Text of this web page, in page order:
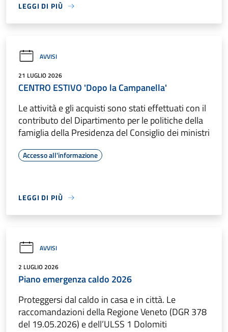
LEGGI DI PIÙ
AVVISI
21 LUGLIO 2026
CENTRO ESTIVO 'Dopo la Campanella'
Le attività e gli acquisti sono stati effettuati con il
contributo del Dipartimento per le politiche della
famiglia della Presidenza del Consiglio dei ministri
Accesso all'informazione
LEGGI DI PIÙ
AVVISI
2 LUGLIO 2026
Piano emergenza caldo 2026
Proteggersi dal caldo in casa e in città. Le
raccomandazioni della Regione Veneto (DGR 378
del 19.05.2026) e dell’ULSS 1 Dolomiti